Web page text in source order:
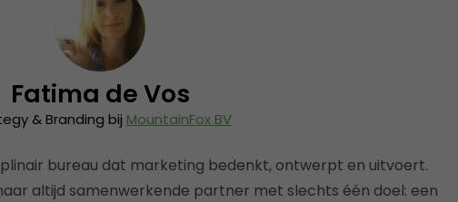
Fatima de Vos
& Branding bij MountainFox BV
bureau dat marketing bedenkt, ontwerpt en uitvoert.
altijd samenwerkende partner met slechts één doel: een